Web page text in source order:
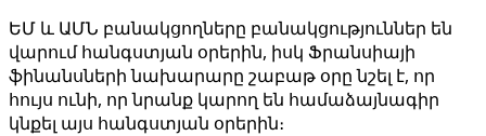
ԵՄ և ԱՄՆ բանակցողները բանակցություններ են
վարում հանգստյան օրերին, իսկ Ֆրանսիայի
ֆինանսների նախարարը շաբաթ օրը նշել է, որ
հույս ունի, որ նրանք կարող են համաձայնագիր
կնքել այս հանգստյան օրերին։